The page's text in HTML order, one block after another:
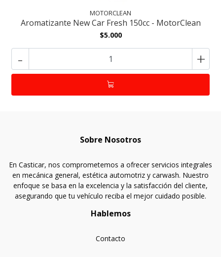
MOTORCLEAN
Aromatizante New Car Fresh 150cc - MotorClean
$5.000
- +
Sobre Nosotros
En Casticar, nos comprometemos a ofrecer servicios integrales
en mecánica general, estética automotriz y carwash. Nuestro
enfoque se basa en la excelencia y la satisfacción del cliente,
asegurando que tu vehículo reciba el mejor cuidado posible.
Hablemos
Contacto